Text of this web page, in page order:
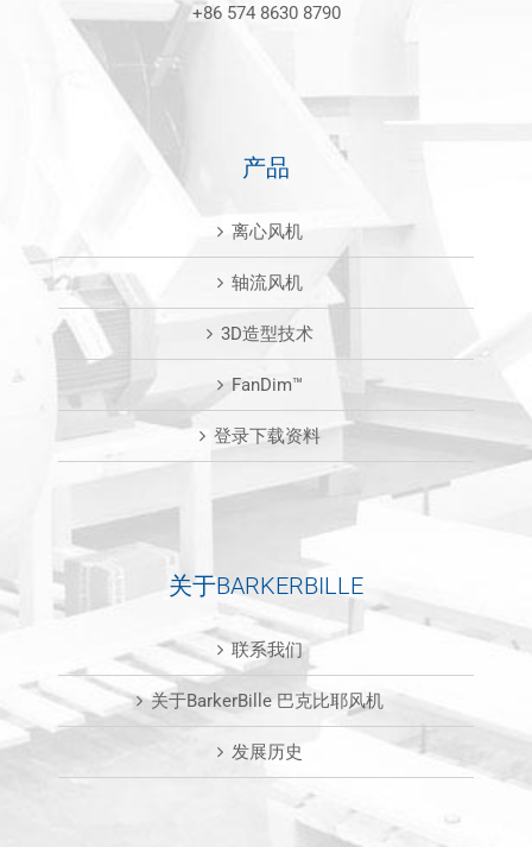
+86 574 8630 8790
产品
离心风机
轴流风机
3D造型技术
FanDim™
登录下载资料
关于BARKERBILLE
联系我们
关于BarkerBille 巴克比耶风机
发展历史